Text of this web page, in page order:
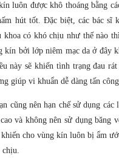
luôn được khô thoáng bằng
hút tốt. Đặc biệt, các bác sĩ
khoa có khó chịu như thế nào
kín bởi lớp niêm mạc da ở đây
này sẽ khiến tình trạng đau
giúp vi khuẩn dễ dàng tấn
cũng nên hạn chế sử dụng
và không nên sử dụng băng
cho vùng kín luôn bị ẩm
chịu.